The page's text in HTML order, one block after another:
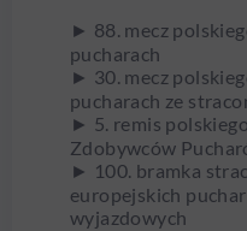
► 88. mecz
pucharach
► 30. mecz
pucharach ze
► 5. remis
Zdobywców
► 100. bramka
europejskich
wyjazdowych